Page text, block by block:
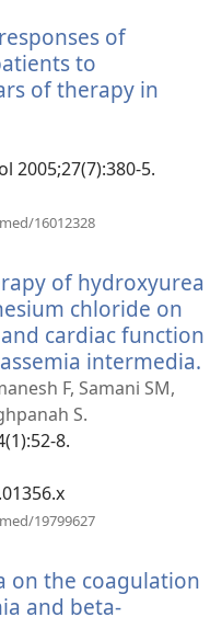
mới)
of
to
of therapy in
2005;27(7):380-5.
16012328
mới)
of hydroxyurea
chloride on
cardiac function
intermedia.
F, Samani SM,
S.
8.
19799627
mới)
on the coagulation
and beta-